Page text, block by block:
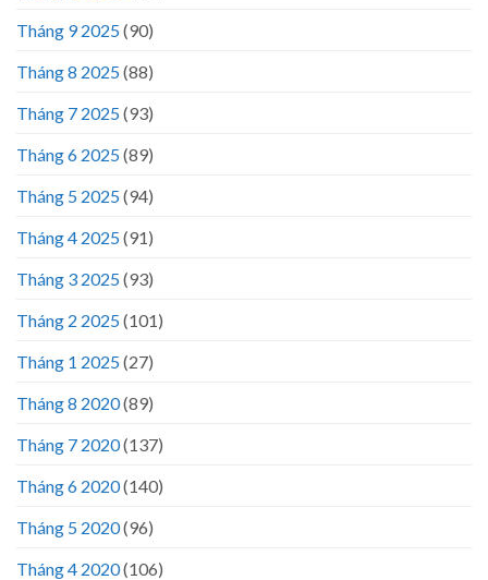
Tháng 9 2025(90)
Tháng 8 2025(88)
Tháng 7 2025(93)
Tháng 6 2025(89)
Tháng 5 2025(94)
Tháng 4 2025(91)
Tháng 3 2025(93)
Tháng 2 2025(101)
Tháng 1 2025(27)
Tháng 8 2020(89)
Tháng 7 2020(137)
Tháng 6 2020(140)
Tháng 5 2020(96)
Tháng 4 2020(106)